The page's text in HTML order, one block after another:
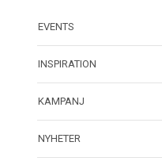
EVENTS
INSPIRATION
KAMPANJ
NYHETER